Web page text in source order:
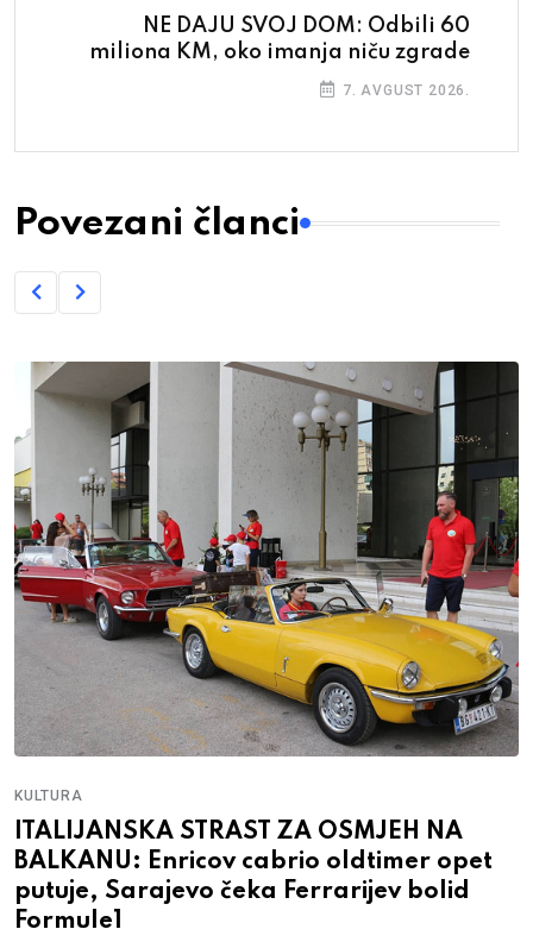
NE DAJU SVOJ DOM: Odbili 60
miliona KM, oko imanja niču zgrade
7. AVGUST 2026.
Povezani članci
KULTURA
ITALIJANSKA STRAST ZA OSMJEH NA
BALKANU: Enricov cabrio oldtimer opet
putuje, Sarajevo čeka Ferrarijev bolid
Formule1